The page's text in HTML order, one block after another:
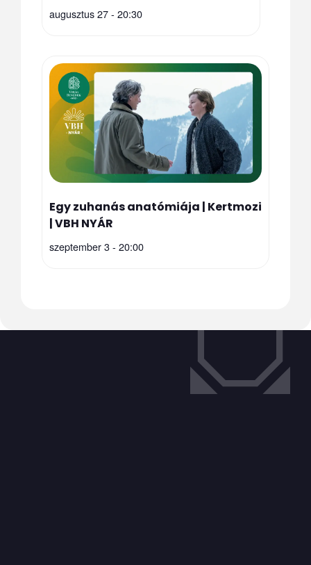
augusztus 27 - 20:30
Egy zuhanás anatómiája | Kertmozi
| VBH NYÁR
szeptember 3 - 20:00